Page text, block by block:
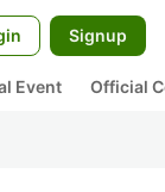
Signup
Event Official